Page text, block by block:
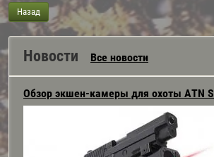
Назад
Новости Все новости
Обзор экшен-камеры для охоты ATN